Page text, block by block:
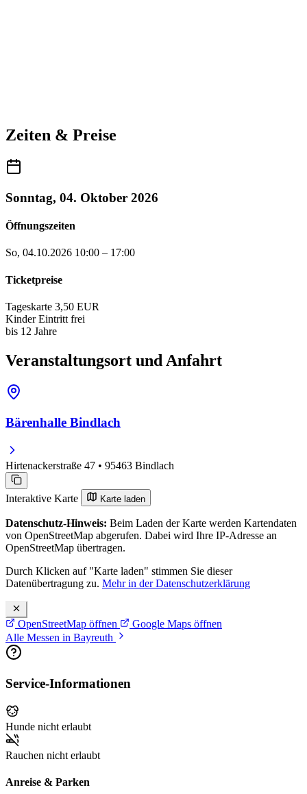
Zeiten & Preise
Sonntag, 04. Oktober 2026
Öffnungszeiten
So, 04.10.2026 10:00 – 17:00
Ticketpreise
Tageskarte 3,50 EUR
Kinder Eintritt frei
bis 12 Jahre
Veranstaltungsort und Anfahrt
Bärenhalle Bindlach
Hirtenackerstraße 47 • 95463 Bindlach
Interaktive Karte Karte laden
Datenschutz-Hinweis: Beim Laden der Karte werden Kartendaten
von OpenStreetMap abgerufen. Dabei wird Ihre IP-Adresse an
OpenStreetMap übertragen.
Durch Klicken auf "Karte laden" stimmen Sie dieser
Datenübertragung zu. Mehr in der Datenschutzerklärung
OpenStreetMap öffnen
Google Maps öffnen
Alle Messen in Bayreuth
Service-Informationen
Hunde nicht erlaubt
Rauchen nicht erlaubt
Anreise & Parken